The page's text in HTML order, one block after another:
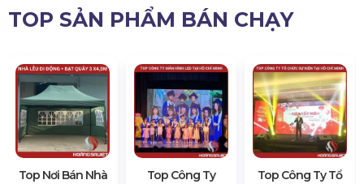
TOP SẢN PHẨM BÁN CHẠY
Top Nơi Bán Nhà
Top Công Ty
Top Công Ty Tổ